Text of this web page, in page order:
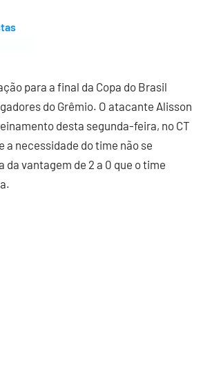
para a final da Copa do Brasil
do Grêmio. O atacante Alisson
desta segunda-feira, no CT
a necessidade do time não se
da vantagem de 2 a 0 que o time